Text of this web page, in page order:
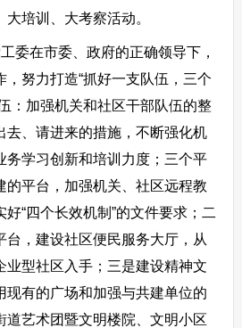
培训、大考察活动。
在市委、政府的正确领导下，
努力打造“抓好一支队伍，三个
：加强机关和社区干部队伍的整
去、请进来的措施，不断强化机
务学习创新和培训力度；三个平
的平台，加强机关、社区远程教
“四个长效机制”的文件要求；二
台，建设社区便民服务大厅，从
业型社区入手；三是建设精神文
现有的广场和加强与共建单位的
道艺术团暨文明楼院、文明小区